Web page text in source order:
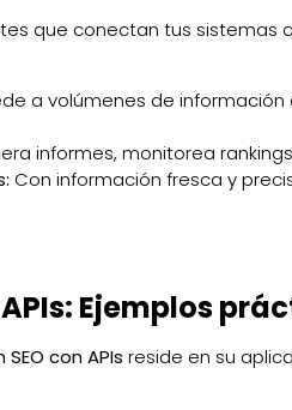
que conectan tus
a volúmenes de
informes, monitorea
Con información fresca y
Ejemplos
con APIs reside en su